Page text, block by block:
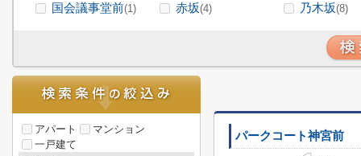
国会議事堂前(1) 赤坂(4) 乃木坂(8)
パークコート神宮前
アパート
マンション
一戸建て